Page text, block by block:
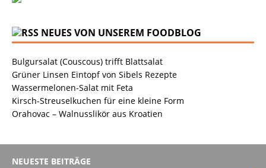
NEUES VON UNSEREM FOODBLOG
Bulgursalat (Couscous) trifft Blattsalat
Grüner Linsen Eintopf von Sibels Rezepte
Wassermelonen-Salat mit Feta
Kirsch-Streuselkuchen für eine kleine Form
Orahovac – Walnusslikör aus Kroatien
NEUESTE BEITRÄGE